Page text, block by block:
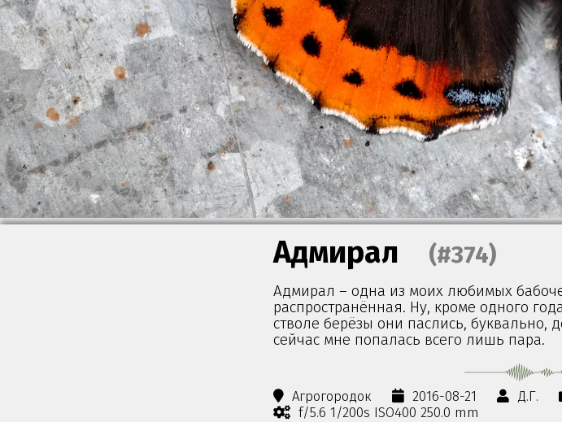
Адмирал (#374)
Адмирал – одна из моих любимых
распространённая. Ну, кроме одного
стволе берёзы они паслись, буквально,
сейчас мне попалась всего лишь пара.
Агрогородок 2016-08-21 Д.Г.
f/5.6 1/200s ISO400 250.0 mm